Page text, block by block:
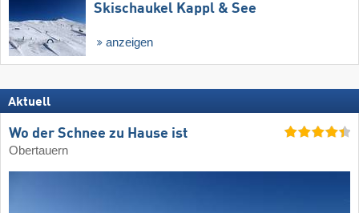
Skischaukel Kappl & See
anzeigen
Aktuell
Wo der Schnee zu Hause ist
Obertauern